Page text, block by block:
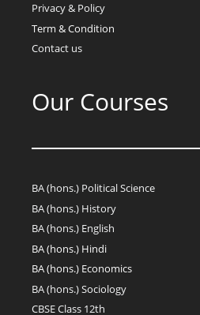
Privacy & Policy
Term & Condition
Contact us
Our Courses
BA (hons.) Political Science
BA (hons.) History
BA (hons.) English
BA (hons.) Hindi
BA (hons.) Economics
BA (hons.) Sociology
CBSE Class 12th